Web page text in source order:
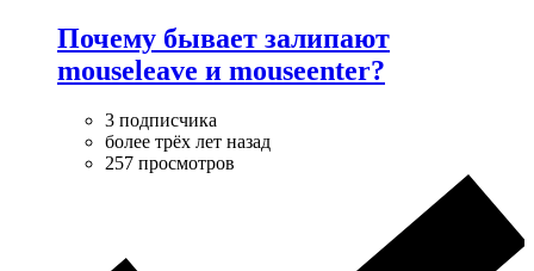
Почему бывает залипают
mouseleave и mouseenter?
3 подписчика
более трёх лет назад
257 просмотров